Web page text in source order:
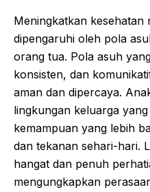
Meningkatkan kesehatan
dipengaruhi oleh pola
orang tua. Pola asuh
konsisten, dan
aman dan dipercaya.
lingkungan keluarga
kemampuan yang lebih
dan tekanan sehari-hari.
hangat dan penuh
mengungkapkan